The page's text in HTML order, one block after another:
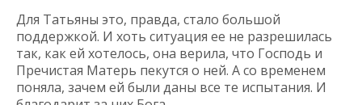
Для Татьяны это, правда, стало большой
поддержкой. И хоть ситуация ее не разрешилась
так, как ей хотелось, она верила, что Господь и
Пречистая Матерь пекутся о ней. А со временем
поняла, зачем ей были даны все те испытания. И